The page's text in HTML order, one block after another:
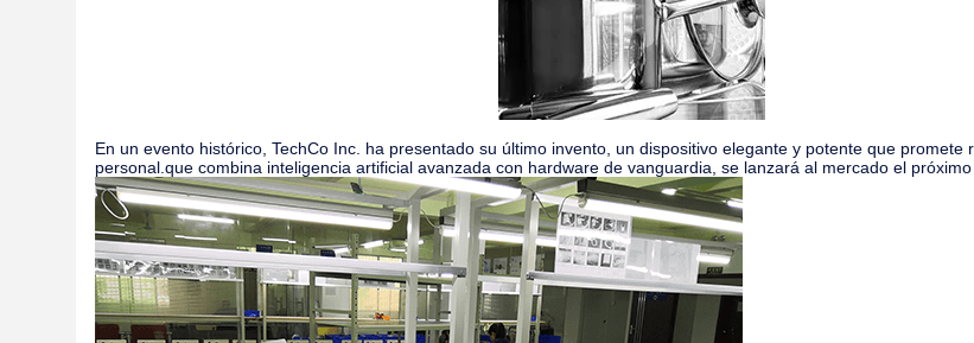
En un evento histórico, TechCo Inc. ha presentado su último invento, un dispositivo elegante y potente que promete
personal.que combina inteligencia artificial avanzada con hardware de vanguardia, se lanzará al mercado el próximo